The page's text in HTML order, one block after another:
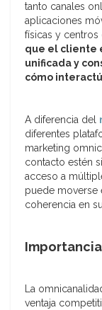
tanto canales
aplicaciones
físicas y centros
que el cliente
unificada y
cómo
A diferencia del
diferentes
marketing
contacto estén
acceso a
puede moverse
coherencia en
La
ventaja